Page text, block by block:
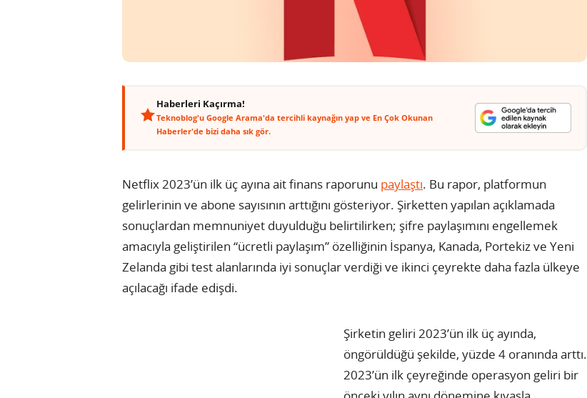
Haberleri Kaçırma!
Teknoblog'u Google Arama'da tercihli kaynağın yap ve En Çok Okunan
Haberler'de bizi daha sık gör.
Netflix 2023’ün ilk üç ayına ait finans raporunu paylaştı. Bu rapor, platformun
gelirlerinin ve abone sayısının arttığını gösteriyor. Şirketten yapılan açıklamada
sonuçlardan memnuniyet duyulduğu belirtilirken; şifre paylaşımını engellemek
amacıyla geliştirilen “ücretli paylaşım” özelliğinin İspanya, Kanada, Portekiz ve Yeni
Zelanda gibi test alanlarında iyi sonuçlar verdiği ve ikinci çeyrekte daha fazla ülkeye
açılacağı ifade edişdi.
Şirketin geliri 2023’ün ilk üç ayında,
öngörüldüğü şekilde, yüzde 4 oranında arttı.
2023’ün ilk çeyreğinde operasyon geliri bir